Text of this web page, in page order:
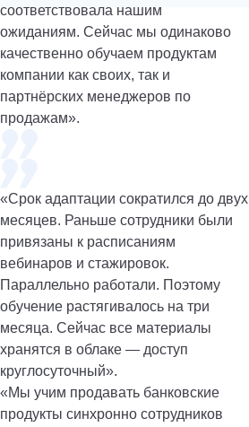
соответствовала нашим
ожиданиям. Сейчас мы одинаково
качественно обучаем продуктам
компании как своих, так и
партнёрских менеджеров по
продажам».
«Срок адаптации сократился до двух
месяцев. Раньше сотрудники были
привязаны к расписаниям
вебинаров и стажировок.
Параллельно работали. Поэтому
обучение растягивалось на три
месяца. Сейчас все материалы
хранятся в облаке — доступ
круглосуточный».
«Мы учим продавать банковские
продукты синхронно сотрудников